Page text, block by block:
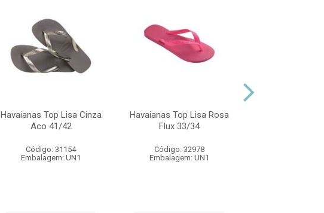
Havaianas Top Lisa Cinza
Aco 41/42
Código: 31154
Embalagem: UN1
Havaianas Top Lisa Rosa
Flux 33/34
Código: 32978
Embalagem: UN1